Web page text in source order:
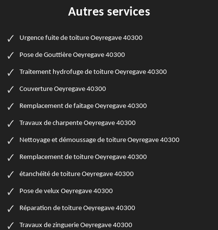
Autres services
Urgence fuite de toiture Oeyregave 40300
Pose de Gouttière Oeyregave 40300
Traitement hydrofuge de toiture Oeyregave 40300
Couverture Oeyregave 40300
Remplacement de faitage Oeyregave 40300
Travaux de charpente Oeyregave 40300
Nettoyage et démoussage de toiture Oeyregave 40300
Remplacement de toiture Oeyregave 40300
étanchéité de toiture Oeyregave 40300
Pose de velux Oeyregave 40300
Réparation de toiture Oeyregave 40300
Travaux de zinguerie Oeyregave 40300